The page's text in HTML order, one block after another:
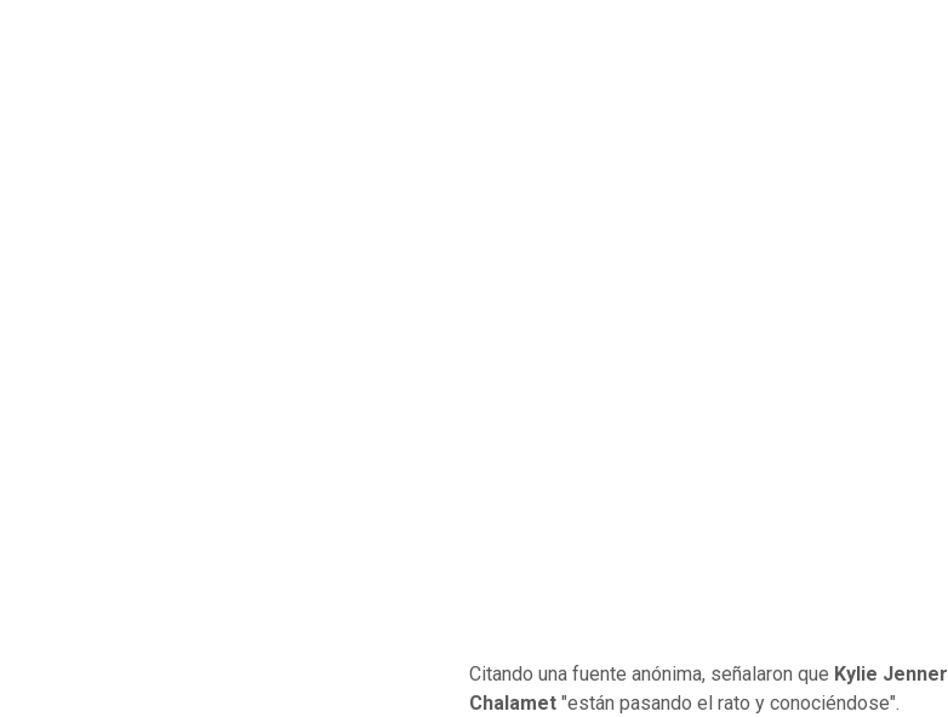
Citando una fuente anónima, señalaron que Kylie Jenner
Chalamet "están pasando el rato y conociéndose".